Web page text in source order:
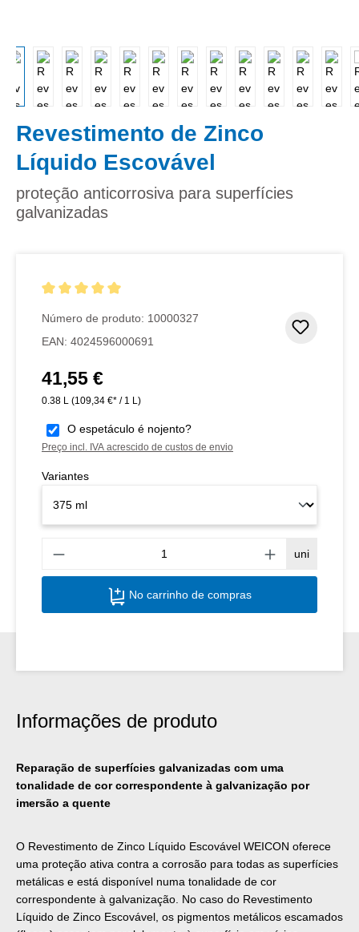
Revestimento de Zinco
Líquido Escovável
proteção anticorrosiva para superfícies
galvanizadas
Número de produto: 10000327
EAN: 4024596000691
Preço normal:
41,55 €
0.38 L (109,34 €* / 1 L)
O espetáculo é nojento?
Preço incl. IVA acrescido de custos de envio
Variantes
uni
No carrinho de compras
Informações de produto
Reparação de superfícies galvanizadas com uma
tonalidade de cor correspondente à galvanização por
imersão a quente
O Revestimento de Zinco Líquido Escovável WEICON oferece
uma proteção ativa contra a corrosão para todas as superfícies
metálicas e está disponível numa tonalidade de cor
correspondente à galvanização. No caso do Revestimento
Líquido de Zinco Escovável, os pigmentos metálicos escamados